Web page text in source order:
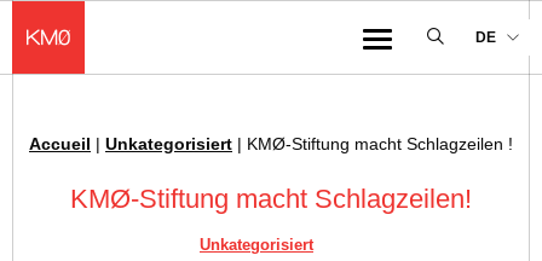
Menu
DE
Ariadnefaden :
Accueil | Unkategorisiert | KMØ-Stiftung macht Schlagzeilen !
KMØ-Stiftung macht Schlagzeilen!
Unkategorisiert